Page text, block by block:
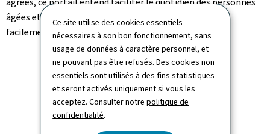
Ce site utilise des cookies essentiels
nécessaires à son bon fonctionnement, sans
usage de données à caractère personnel, et
ne pouvant pas être refusés. Des cookies non
essentiels sont utilisés à des fins statistiques
et seront activés uniquement si vous les
acceptez. Consulter notrepolitique de
confidentialité.
âgées et de leurs proches, en les aidant à trouver plus
facilement les ressources adaptées à leurs besoins."